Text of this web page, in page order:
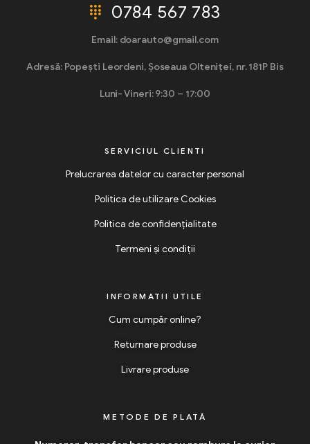
0784 567 783
Email: doarauto@gmail.com
Adresă: Popești Leordeni, Șoseaua Olteniței, nr. 181P Bis
Luni- Vineri: 9:30 – 17:00
SERVICIUL CLIENTI
Prelucrarea datelor cu caracter personal
Politica de utilizare Cookies
Politica de confidențialitate
Termeni și condiții
INFORMATII UTILE
Cum cumpăr online?
Returnare produse
Livrare produse
METODE DE PLATĂ